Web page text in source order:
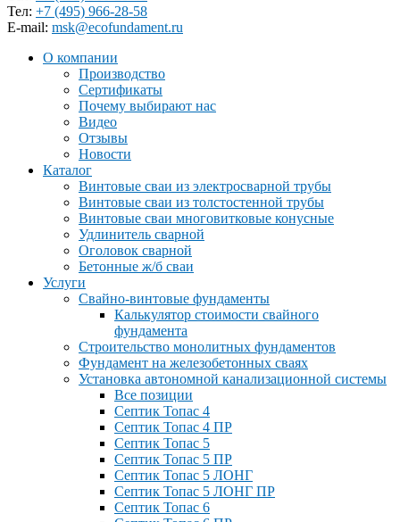
Тел: +7 (495) 966-28-58
Е-mail: msk@ecofundament.ru
О компании
Производство
Сертификаты
Почему выбирают нас
Видео
Отзывы
Новости
Каталог
Винтовые сваи из электросварной трубы
Винтовые сваи из толстостенной трубы
Винтовые сваи многовитковые конусные
Удлинитель сварной
Оголовок сварной
Бетонные ж/б сваи
Услуги
Свайно-винтовые фундаменты
Калькулятор стоимости свайного
фундамента
Строительство монолитных фундаментов
Фундамент на железобетонных сваях
Установка автономной канализационной системы
Все позиции
Септик Топас 4
Септик Топас 4 ПР
Септик Топас 5
Септик Топас 5 ПР
Септик Топас 5 ЛОНГ
Септик Топас 5 ЛОНГ ПР
Септик Топас 6